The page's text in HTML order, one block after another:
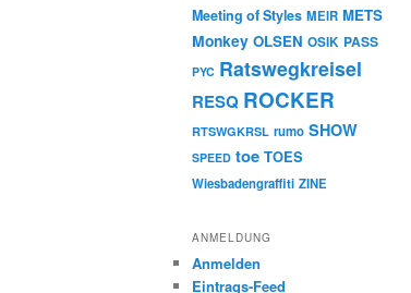
Meeting of Styles MEIR METS
Monkey OLSEN OSIK PASS
PYC Ratswegkreisel
RESQ ROCKER
RTSWGKRSL rumo SHOW
SPEED toe TOES
Wiesbadengraffiti ZINE
ANMELDUNG
Anmelden
Eintrags-Feed